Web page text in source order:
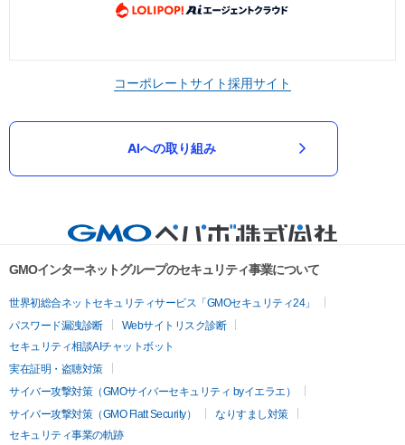
コーポレートサイト採用サイト
AIへの取り組み
GMOインターネットグループのセキュリティ事業について
世界初総合ネットセキュリティサービス「GMOセキュリティ24」
パスワード漏洩診断
Webサイトリスク診断
セキュリティ相談AIチャットボット
実在証明・盗聴対策
サイバー攻撃対策（GMOサイバーセキュリティ byイエラエ）
サイバー攻撃対策（GMO Flatt Security）
なりすまし対策
セキュリティ事業の軌跡